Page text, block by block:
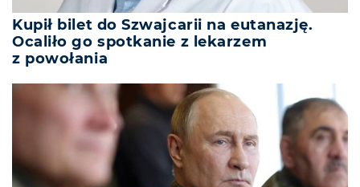
Kupił bilet do Szwajcarii na eutanazję.
Ocaliło go spotkanie z lekarzem
z powołania